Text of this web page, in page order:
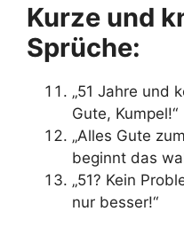
Kurze und
Sprüche:
„51 Jahre und
Gute, Kumpel!“
„Alles Gute
beginnt das
„51? Kein
nur besser!“